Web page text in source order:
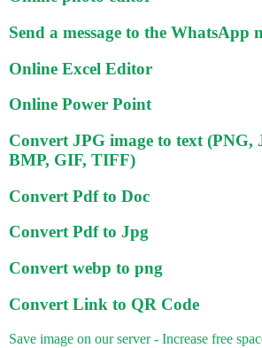
Send a message to the WhatsApp
Online Excel Editor
Online Power Point
Convert JPG image to text (PNG,
BMP, GIF, TIFF)
Convert Pdf to Doc
Convert Pdf to Jpg
Convert webp to png
Convert Link to QR Code
Save image on our server - Increase free